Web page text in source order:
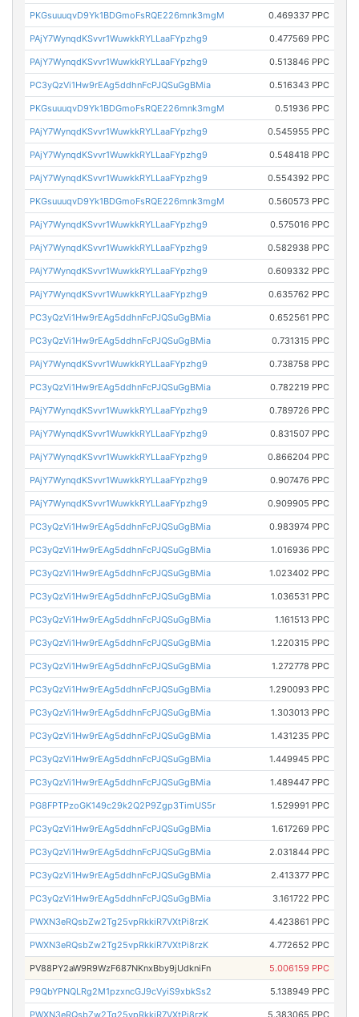
PKGsuuuqvD9Yk1BDGmoFsRQE226mnk3mgM 0.469337 PPC
PAjY7WynqdKSvvr1WuwkkRYLLaaFYpzhg9 0.477569 PPC
PAjY7WynqdKSvvr1WuwkkRYLLaaFYpzhg9 0.513846 PPC
PC3yQzVi1Hw9rEAg5ddhnFcPJQSuGgBMia 0.516343 PPC
PKGsuuuqvD9Yk1BDGmoFsRQE226mnk3mgM 0.51936 PPC
PAjY7WynqdKSvvr1WuwkkRYLLaaFYpzhg9 0.545955 PPC
PAjY7WynqdKSvvr1WuwkkRYLLaaFYpzhg9 0.548418 PPC
PAjY7WynqdKSvvr1WuwkkRYLLaaFYpzhg9 0.554392 PPC
PKGsuuuqvD9Yk1BDGmoFsRQE226mnk3mgM 0.560573 PPC
PAjY7WynqdKSvvr1WuwkkRYLLaaFYpzhg9 0.575016 PPC
PAjY7WynqdKSvvr1WuwkkRYLLaaFYpzhg9 0.582938 PPC
PAjY7WynqdKSvvr1WuwkkRYLLaaFYpzhg9 0.609332 PPC
PAjY7WynqdKSvvr1WuwkkRYLLaaFYpzhg9 0.635762 PPC
PC3yQzVi1Hw9rEAg5ddhnFcPJQSuGgBMia 0.652561 PPC
PC3yQzVi1Hw9rEAg5ddhnFcPJQSuGgBMia 0.731315 PPC
PAjY7WynqdKSvvr1WuwkkRYLLaaFYpzhg9 0.738758 PPC
PC3yQzVi1Hw9rEAg5ddhnFcPJQSuGgBMia 0.782219 PPC
PAjY7WynqdKSvvr1WuwkkRYLLaaFYpzhg9 0.789726 PPC
PAjY7WynqdKSvvr1WuwkkRYLLaaFYpzhg9 0.831507 PPC
PAjY7WynqdKSvvr1WuwkkRYLLaaFYpzhg9 0.866204 PPC
PAjY7WynqdKSvvr1WuwkkRYLLaaFYpzhg9 0.907476 PPC
PAjY7WynqdKSvvr1WuwkkRYLLaaFYpzhg9 0.909905 PPC
PC3yQzVi1Hw9rEAg5ddhnFcPJQSuGgBMia 0.983974 PPC
PC3yQzVi1Hw9rEAg5ddhnFcPJQSuGgBMia 1.016936 PPC
PC3yQzVi1Hw9rEAg5ddhnFcPJQSuGgBMia 1.023402 PPC
PC3yQzVi1Hw9rEAg5ddhnFcPJQSuGgBMia 1.036531 PPC
PC3yQzVi1Hw9rEAg5ddhnFcPJQSuGgBMia 1.161513 PPC
PC3yQzVi1Hw9rEAg5ddhnFcPJQSuGgBMia 1.220315 PPC
PC3yQzVi1Hw9rEAg5ddhnFcPJQSuGgBMia 1.272778 PPC
PC3yQzVi1Hw9rEAg5ddhnFcPJQSuGgBMia 1.290093 PPC
PC3yQzVi1Hw9rEAg5ddhnFcPJQSuGgBMia 1.303013 PPC
PC3yQzVi1Hw9rEAg5ddhnFcPJQSuGgBMia 1.431235 PPC
PC3yQzVi1Hw9rEAg5ddhnFcPJQSuGgBMia 1.449945 PPC
PC3yQzVi1Hw9rEAg5ddhnFcPJQSuGgBMia 1.489447 PPC
PG8FPTPzoGK149c29k2Q2P9Zgp3TimUS5r 1.529991 PPC
PC3yQzVi1Hw9rEAg5ddhnFcPJQSuGgBMia 1.617269 PPC
PC3yQzVi1Hw9rEAg5ddhnFcPJQSuGgBMia 2.031844 PPC
PC3yQzVi1Hw9rEAg5ddhnFcPJQSuGgBMia 2.413377 PPC
PC3yQzVi1Hw9rEAg5ddhnFcPJQSuGgBMia 3.161722 PPC
PWXN3eRQsbZw2Tg25vpRkkiR7VXtPi8rzK 4.423861 PPC
PWXN3eRQsbZw2Tg25vpRkkiR7VXtPi8rzK 4.772652 PPC
PV88PY2aW9R9WzF687NKnxBby9jUdkniFn 5.006159 PPC
P9QbYPNQLRg2M1pzxncGJ9cVyiS9xbkSs2 5.138949 PPC